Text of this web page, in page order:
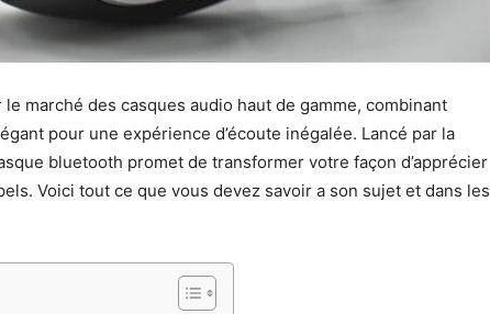
marché des casques audio haut de gamme, combinant
pour une expérience d’écoute inégalée. Lancé par la
bluetooth promet de transformer votre façon d’apprécier
Voici tout ce que vous devez savoir a son sujet et dans les